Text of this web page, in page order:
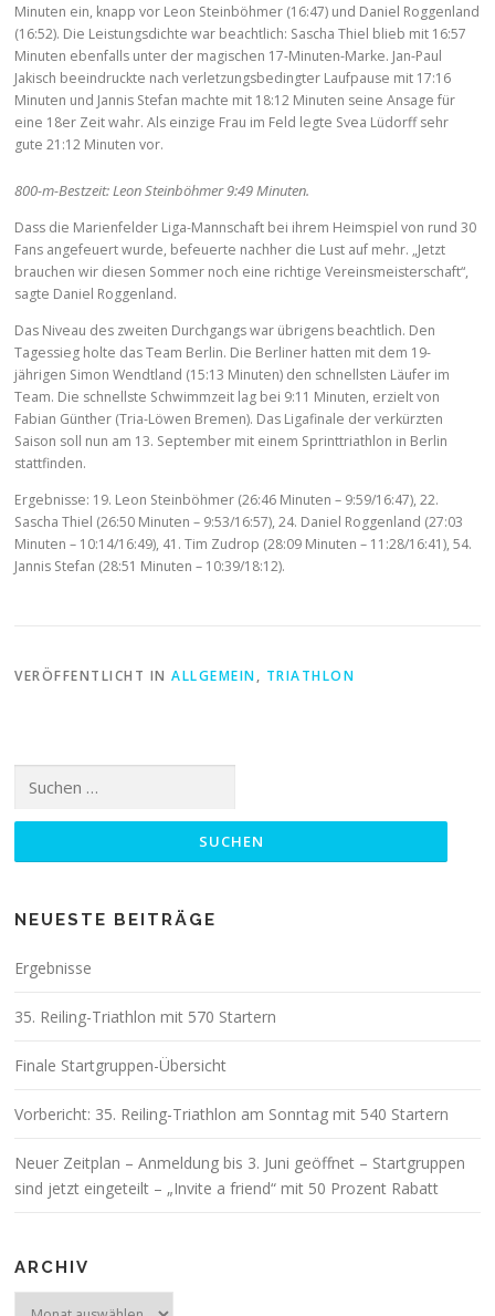
Minuten ein, knapp vor Leon Steinböhmer (16:47) und Daniel Roggenland
(16:52). Die Leistungsdichte war beachtlich: Sascha Thiel blieb mit 16:57
Minuten ebenfalls unter der magischen 17-Minuten-Marke. Jan-Paul
Jakisch beeindruckte nach verletzungsbedingter Laufpause mit 17:16
Minuten und Jannis Stefan machte mit 18:12 Minuten seine Ansage für
eine 18er Zeit wahr. Als einzige Frau im Feld legte Svea Lüdorff sehr
gute 21:12 Minuten vor.
800-m-Bestzeit: Leon Steinböhmer 9:49 Minuten.
Dass die Marienfelder Liga-Mannschaft bei ihrem Heimspiel von rund 30
Fans angefeuert wurde, befeuerte nachher die Lust auf mehr. „Jetzt
brauchen wir diesen Sommer noch eine richtige Vereinsmeisterschaft“,
sagte Daniel Roggenland.
Das Niveau des zweiten Durchgangs war übrigens beachtlich. Den
Tagessieg holte das Team Berlin. Die Berliner hatten mit dem 19-
jährigen Simon Wendtland (15:13 Minuten) den schnellsten Läufer im
Team. Die schnellste Schwimmzeit lag bei 9:11 Minuten, erzielt von
Fabian Günther (Tria-Löwen Bremen). Das Ligafinale der verkürzten
Saison soll nun am 13. September mit einem Sprinttriathlon in Berlin
stattfinden.
Ergebnisse: 19. Leon Steinböhmer (26:46 Minuten – 9:59/16:47), 22.
Sascha Thiel (26:50 Minuten – 9:53/16:57), 24. Daniel Roggenland (27:03
Minuten – 10:14/16:49), 41. Tim Zudrop (28:09 Minuten – 11:28/16:41), 54.
Jannis Stefan (28:51 Minuten – 10:39/18:12).
VERÖFFENTLICHT INALLGEMEIN, TRIATHLON
nach:
NEUESTE BEITRÄGE
Ergebnisse
35. Reiling-Triathlon mit 570 Startern
Finale Startgruppen-Übersicht
Vorbericht: 35. Reiling-Triathlon am Sonntag mit 540 Startern
Neuer Zeitplan – Anmeldung bis 3. Juni geöffnet – Startgruppen
sind jetzt eingeteilt – „Invite a friend“ mit 50 Prozent Rabatt
ARCHIV